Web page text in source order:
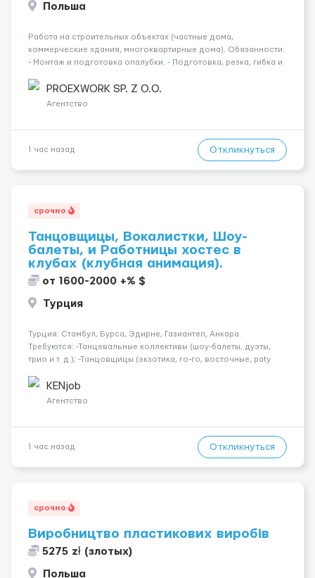
Польша
Работа на строительных объектах (частные дома,
коммерческие здания, многоквартирные дома). Обязанности:
- Монтаж и подготовка опалубки. - Подготовка, резка, гибка и
Связка арматурных стержней. - Заливка бетона. - Демонтаж
опалубки после за...
PROEXWORK SP. Z O.O.
Агентство
1 час назад Откликнуться
срочно
Танцовщицы, Вокалистки, Шоу-
балеты, и Работницы хостес в
клубах (клубная анимация).
от 1600-2000 +% $
Турция
Турция: Стамбул, Бурса, Эдирне, Газиантеп, Анкара.
Требуются: -Танцевальные коллективы (шоу-балеты, дуэты,
трио и т. д.); -Танцовщицы (экзотика, го-го, восточные, paty
языках); -Гимнастки; -Работницы хостесc в кл...
KENjob
Агентство
1 час назад Откликнуться
срочно
Виробництво пластикових виробів
5275 zł (злотых)
Польша